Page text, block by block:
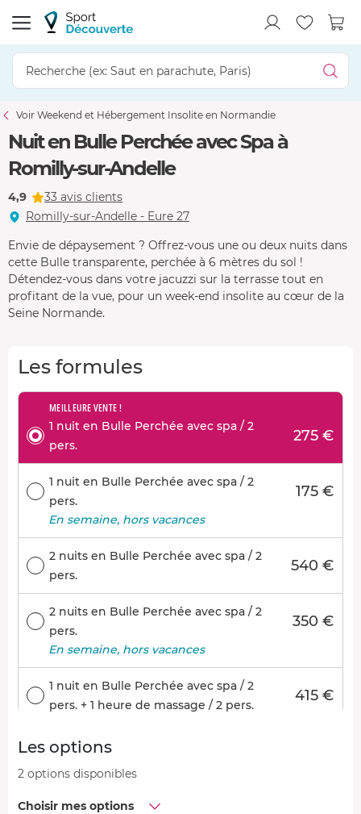
Voir Weekend et Hébergement Insolite en Normandie
Nuit en Bulle Perchée avec Spa à
Romilly-sur-Andelle
4,9
33 avis clients
Romilly-sur-Andelle - Eure 27
Envie de dépaysement ? Offrez-vous une ou deux nuits dans
cette Bulle transparente, perchée à 6 mètres du sol !
Détendez-vous dans votre jacuzzi sur la terrasse tout en
profitant de la vue, pour un week-end insolite au cœur de la
Seine Normande.
Les formules
MEILLEURE VENTE !
1 nuit en Bulle Perchée avec spa / 2
pers.
275 €
1 nuit en Bulle Perchée avec spa / 2
pers.
175 €
En semaine, hors vacances
2 nuits en Bulle Perchée avec spa / 2
pers.
540 €
2 nuits en Bulle Perchée avec spa / 2
pers.
350 €
En semaine, hors vacances
1 nuit en Bulle Perchée avec spa / 2
pers. + 1 heure de massage / 2 pers.
415 €
Les options
2 options disponibles
Choisir mes options